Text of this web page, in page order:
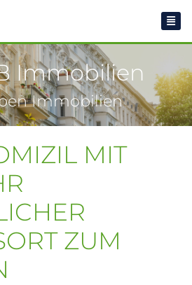
Immobilien
Immobilien
MIT
ZUM